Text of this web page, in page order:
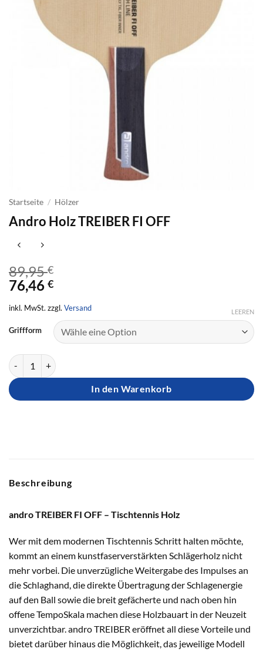
Startseite / Hölzer
Andro Holz TREIBER FI OFF
89,95€
76,46 €
inkl. MwSt. zzgl. Versand
Griffform
LEEREN
Andro Holz TREIBER FI OFF Menge
In den Warenkorb
Beschreibung
andro TREIBER FI OFF – Tischtennis Holz
Wer mit dem modernen Tischtennis Schritt halten möchte,
kommt an einem kunstfaserverstärkten Schlägerholz nicht
mehr vorbei. Die unverzügliche Weitergabe des Impulses an
die Schlaghand, die direkte Übertragung der Schlagenergie
auf den Ball sowie die breit gefächerte und nach oben hin
offene TempoSkala machen diese Holzbauart in der Neuzeit
unverzichtbar. andro TREIBER eröffnet all diese Vorteile und
bietet darüber hinaus die Möglichkeit, das jeweilige Modell